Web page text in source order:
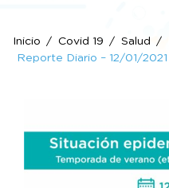
Inicio Covid 19 Salud
Reporte Diario – 12/01/2021